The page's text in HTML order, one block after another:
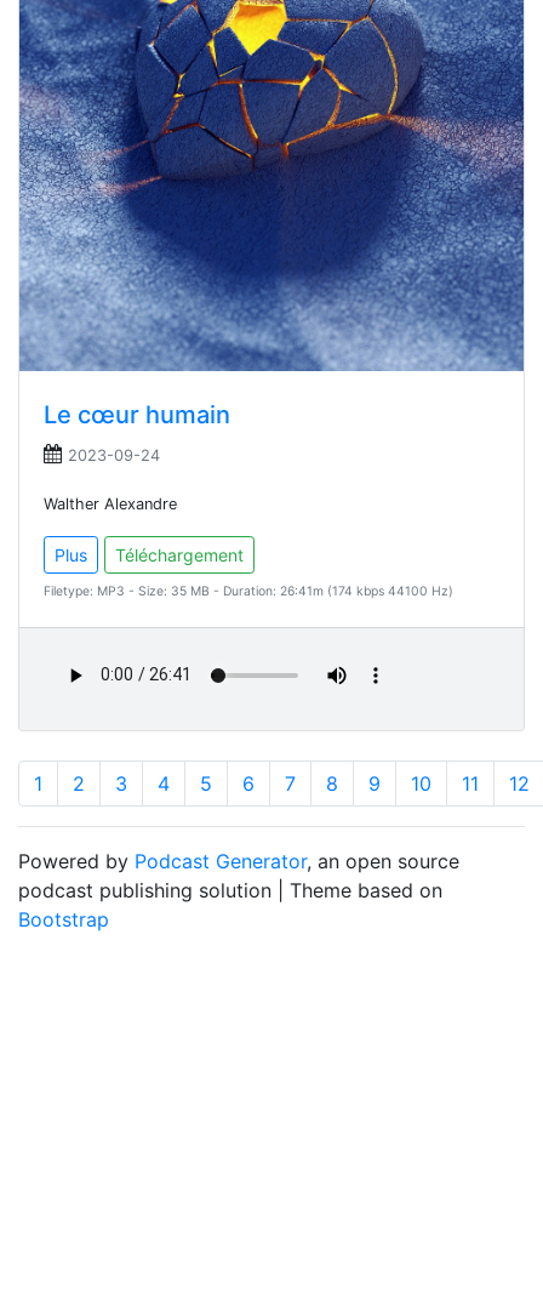
Le cœur humain
2023-09-24
Walther Alexandre
Plus Téléchargement
Filetype: MP3 - Size: 35 MB - Duration: 26:41m (174 kbps 44100 Hz)
1 2 3 4 5 6 7 8 9 10 11 12
Powered by Podcast Generator, an open source
podcast publishing solution | Theme based on
Bootstrap